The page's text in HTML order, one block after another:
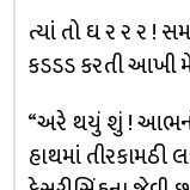
ત્યાં તો ઘ ર ર ર !
કડડડ કરતી આખી
“અરે થયું શું ! આભનો
હાથમાં તીરકામઠી